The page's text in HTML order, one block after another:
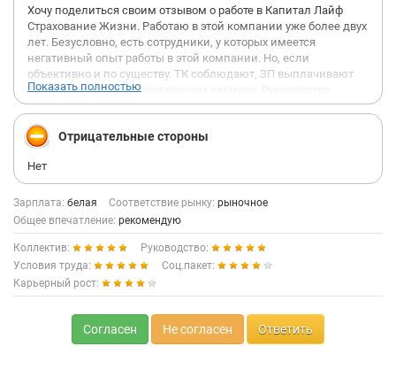
Хочу поделиться своим отзывом о работе в Капитал Лайф
Страхование Жизни. Работаю в этой компании уже более двух
лет. Безусловно, есть сотрудники, у которых имеется
негативный опыт работы в этой компании. Но, если
объективно и по существу. ТК соблюдают, ЗП выплачивают
без задержек и в установленном размере. Руководство
лояльное. Местоположение удобное. Офис чистый и
просторный, хорошие рабочие места. Жёстких правил, от
которых невозможно работать, нет. Всё остальное - рабочие
работе. Качество вашей работы зависит только от вас.
Каждый может найти для себя положительные моменты,
исходя из своих «настроек», не надо придумывать себе то,
чего нет. Внутренние правила тоже есть, также как и везде. В
целом, всё хорошо и ровно. Никто не заставит вас работать
сверхурочно или делать что-то за гранью ваших
возможностей. Бонусом – поздравления с ДР, розыгрыши,
праздники. Т.е. компания живая, динамичная,
развивающаяся. Дерзайте и у вас всё получится.
Показать полностью
Отрицательные стороны
Нет
Зарплата: белая Соответствие рынку: рыночное
Общее впечатление: рекомендую
Коллектив:
Руководство:
Условия труда:
Соц.пакет:
Карьерный рост:
Согласен Не согласен Ответить